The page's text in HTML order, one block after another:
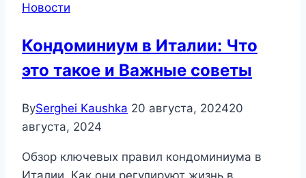
Новости
Кондоминиум в Италии: Что
это такое и Важные советы
BySerghei Kaushka 20 августа, 202420
августа, 2024
Обзор ключевых правил кондоминиума в